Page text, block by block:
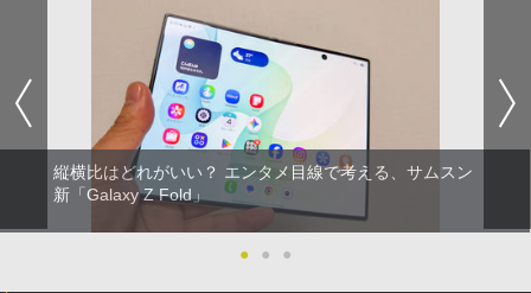
縦横比はどれがいい？ エンタメ目線で考える、サムスン
新「Galaxy Z Fold」
● ● ●